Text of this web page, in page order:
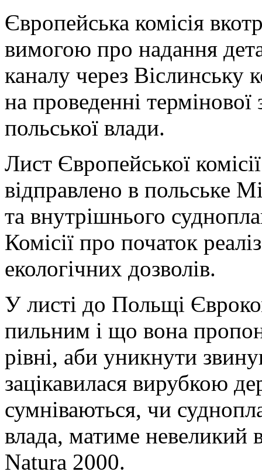
Європейська комісія
вимогою про надання
каналу через Віслинську
на проведенні термінової
польської влади.
Лист Європейської
відправлено в польське
та внутрішнього
Комісії про початок
екологічних дозволів.
У листі до Польщі
пильним і що вона
рівні, аби уникнути
зацікавилася вирубкою
сумніваються, чи
влада, матиме невеликий
Natura 2000.